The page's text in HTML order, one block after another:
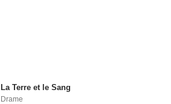
La Terre et le Sang
Drame